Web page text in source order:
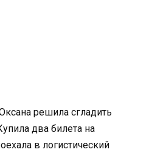
решила сгладить
два билета на
в логистический